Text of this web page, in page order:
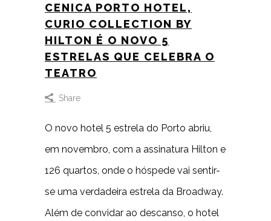
CENICA PORTO HOTEL,
CURIO COLLECTION BY
HILTON É O NOVO 5
ESTRELAS QUE CELEBRA O
TEATRO
Share
O novo hotel 5 estrela do Porto abriu,
em novembro, com a assinatura Hilton e
126 quartos, onde o hóspede vai sentir-
se uma verdadeira estrela da Broadway.
Além de convidar ao descanso, o hotel